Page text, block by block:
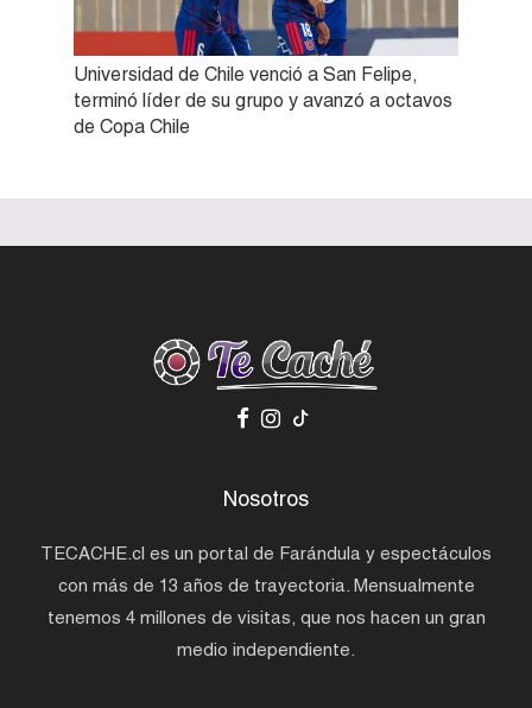
Universidad de Chile venció a San Felipe,
terminó líder de su grupo y avanzó a octavos
de Copa Chile
Nosotros
TECACHE.cl es un portal de Farándula y espectáculos
con más de 13 años de trayectoria. Mensualmente
tenemos 4 millones de visitas, que nos hacen un gran
medio independiente.